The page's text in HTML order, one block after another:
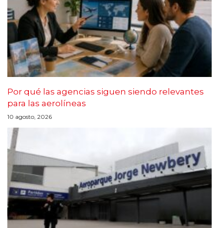
Por qué las agencias siguen siendo relevantes
para las aerolíneas
10 agosto, 2026